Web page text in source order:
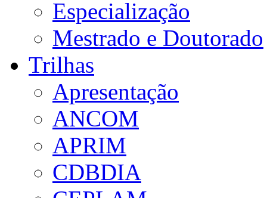
Especialização
Mestrado e Doutorado
Trilhas
Apresentação
ANCOM
APRIM
CDBDIA